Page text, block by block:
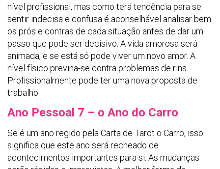
nível profissional, mas como terá tendência para se
sentir indecisa e confusa é aconselhável analisar bem
os prós e contras de cada situação antes de dar um
passo que pode ser decisivo. A vida amorosa será
animada, e se está só pode viver um novo amor. A
nível físico previna-se contra problemas de rins.
Profissionalmente pode ter uma nova proposta de
trabalho.
Ano Pessoal 7 – o Ano do Carro
Se é um ano regido pela Carta de Tarot o Carro, isso
significa que este ano será recheado de
acontecimentos importantes para si. As mudanças